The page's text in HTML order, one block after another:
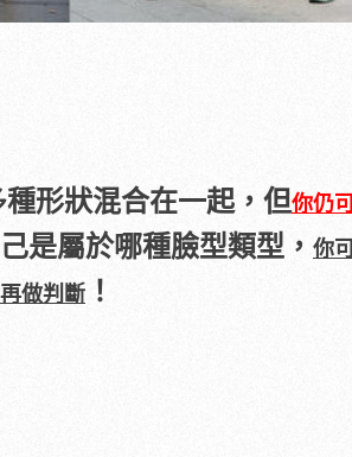
形狀混合在一起，但你仍可
是屬於哪種臉型類型， 你可
做判斷 ！